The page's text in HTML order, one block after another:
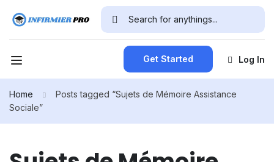
Get Started Log In
Home
Posts tagged “Sujets de Mémoire Assistance
Sociale”